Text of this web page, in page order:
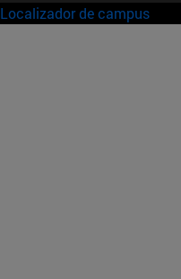
Localizador de campus